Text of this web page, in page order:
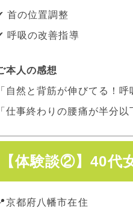
首の位置調整
呼吸の改善指導
本人の感想
「自然と背筋が伸びてる！呼
「仕事終わりの腰痛が半分以
【体験談②】40代
京都府八幡市在住